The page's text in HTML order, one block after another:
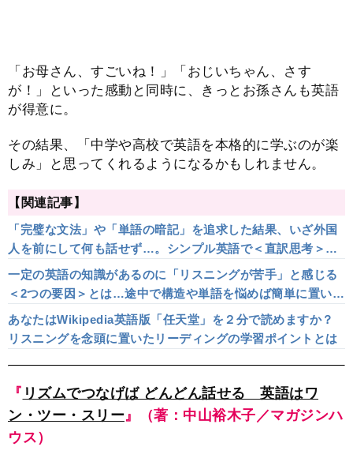
「お母さん、すごいね！」「おじいちゃん、さす
が！」といった感動と同時に、きっとお孫さんも英語
が得意に。
その結果、「中学や高校で英語を本格的に学ぶのが楽
しみ」と思ってくれるようになるかもしれません。
【関連記事】
「完璧な文法」や「単語の暗記」を追求した結果、いざ外国
人を前にして何も話せず…。シンプル英語で＜直訳思考＞を
乗り越える
一定の英語の知識があるのに「リスニングが苦手」と感じる
＜2つの要因＞とは…途中で構造や単語を悩めば簡単に置いて
いかれる
あなたはWikipedia英語版「任天堂」を２分で読めますか？
リスニングを念頭に置いたリーディングの学習ポイントとは
『 リズムでつなげば どんどん話せる 英語はワ
ン・ツー・スリー』（著：中山裕木子／マガジンハ
ウス）